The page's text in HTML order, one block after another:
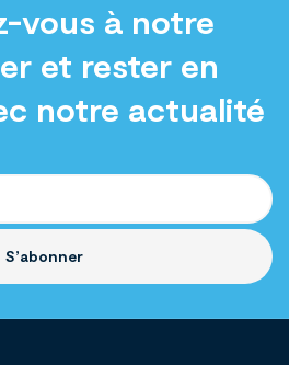
vous à notre
et rester en
notre actualité
S’abonner